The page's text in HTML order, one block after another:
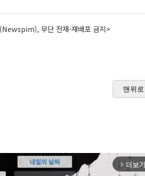
무단 전재-재배포 금지>
맨위로
arrow_forward_ios 더보기